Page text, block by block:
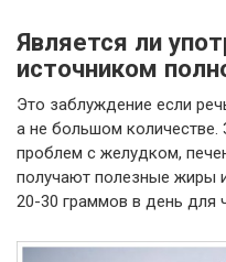
Является ли
источником
Это заблуждение если
а не большом
проблем с желудком,
получают полезные жиры
20-30 граммов в день для